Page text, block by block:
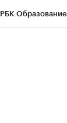
РБК Образование